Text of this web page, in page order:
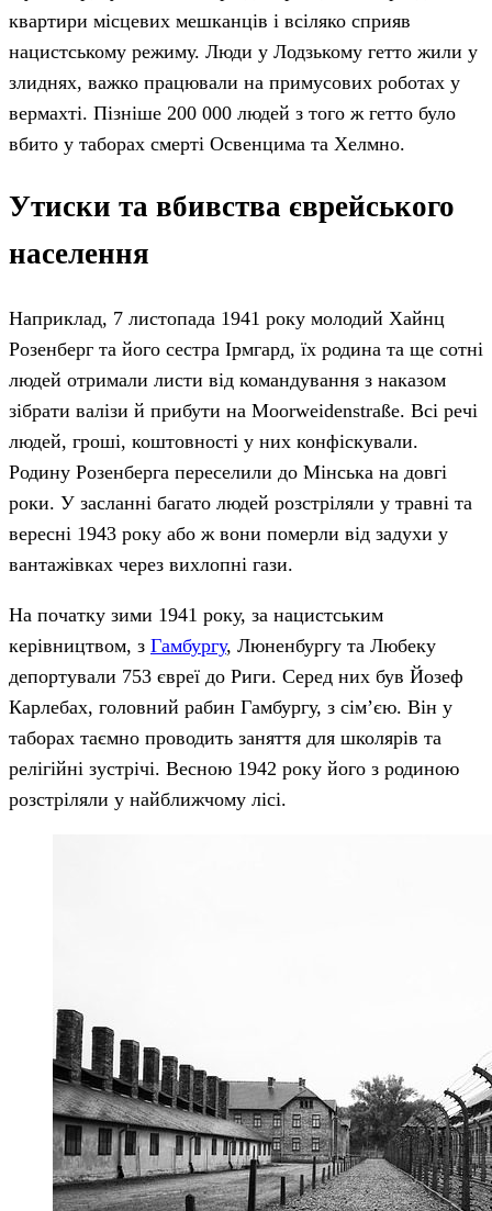
квартири місцевих мешканців і всіляко сприяв
нацистському режиму. Люди у Лодзькому гетто жили у
злиднях, важко працювали на примусових роботах у
вермахті. Пізніше 200 000 людей з того ж гетто було
вбито у таборах смерті Освенцима та Хелмно.
Утиски та вбивства єврейського
населення
Наприклад, 7 листопада 1941 року молодий Хайнц
Розенберг та його сестра Ірмгард, їх родина та ще сотні
людей отримали листи від командування з наказом
зібрати валізи й прибути на Moorweidenstraße. Всі речі
людей, гроші, коштовності у них конфіскували.
Родину Розенберга переселили до Мінська на довгі
роки. У засланні багато людей розстріляли у травні та
вересні 1943 року або ж вони померли від задухи у
вантажівках через вихлопні гази.
На початку зими 1941 року, за нацистським
керівництвом, з Гамбургу, Люненбургу та Любеку
депортували 753 євреї до Риги. Серед них був Йозеф
Карлебах, головний рабин Гамбургу, з сім’єю. Він у
таборах таємно проводить заняття для школярів та
релігійні зустрічі. Весною 1942 року його з родиною
розстріляли у найближчому лісі.